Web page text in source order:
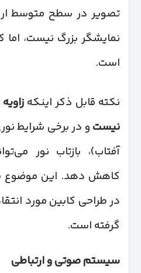
تصویر در سطح متوسط
نمایشگر بزرگ نیست، اما
است.
نکته قابل ذکر اینکه
نیست و در برخی شرایط
آفتاب)، بازتاب نور
کاهش دهد. این موضوع
در طراحی کابین مورد
گرفته است.
سیستم صوتی و ارتباطی